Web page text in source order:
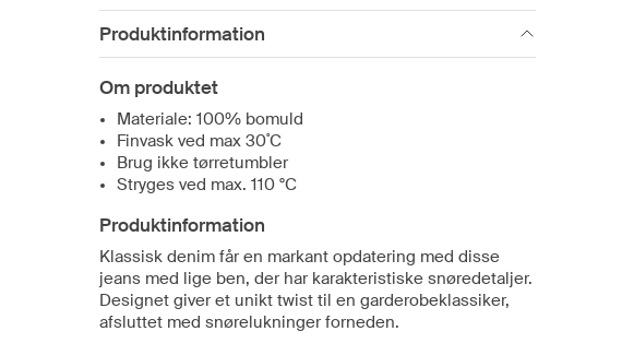
Produktinformation
Om produktet
Materiale: 100% bomuld
Finvask ved max 30˚C
Brug ikke tørretumbler
Stryges ved max. 110 °C
Produktinformation
Klassisk denim får en markant opdatering med disse
jeans med lige ben, der har karakteristiske snøredetaljer.
Designet giver et unikt twist til en garderobeklassiker,
afsluttet med snørelukninger forneden.